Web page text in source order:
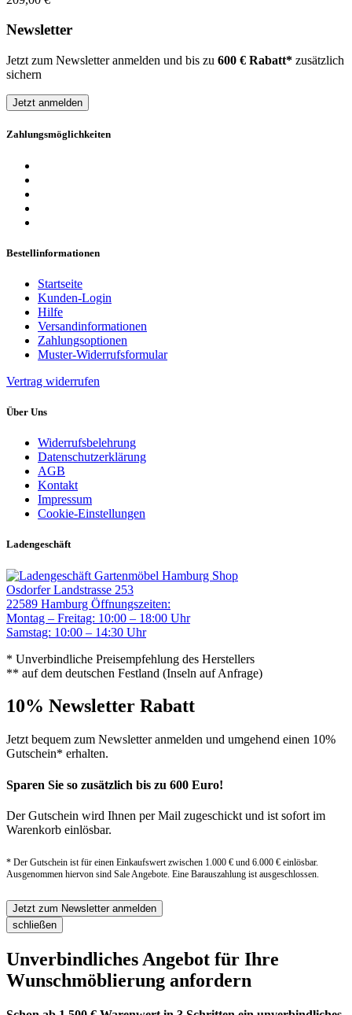
Newsletter
Jetzt zum Newsletter anmelden und bis zu 600 € Rabatt* zusätzlich
sichern
Jetzt anmelden
Zahlungsmöglichkeiten
Bestellinformationen
Startseite
Kunden-Login
Hilfe
Versandinformationen
Zahlungsoptionen
Muster-Widerrufsformular
Vertrag widerrufen
Über Uns
Widerrufsbelehrung
Datenschutzerklärung
AGB
Kontakt
Impressum
Cookie-Einstellungen
Ladengeschäft
Gartenmöbel Hamburg Shop
Osdorfer Landstrasse 253
22589 Hamburg Öffnungszeiten:
Montag – Freitag: 10:00 – 18:00 Uhr
Samstag: 10:00 – 14:30 Uhr
* Unverbindliche Preisempfehlung des Herstellers
** auf dem deutschen Festland (Inseln auf Anfrage)
10% Newsletter Rabatt
Jetzt bequem zum Newsletter anmelden und umgehend einen 10%
Gutschein* erhalten.
Sparen Sie so zusätzlich bis zu 600 Euro!
Der Gutschein wird Ihnen per Mail zugeschickt und ist sofort im
Warenkorb einlösbar.
* Der Gutschein ist für einen Einkaufswert zwischen 1.000 € und 6.000 € einlösbar.
Ausgenommen hiervon sind Sale Angebote. Eine Barauszahlung ist ausgeschlossen.
Jetzt zum Newsletter anmelden
schließen
Unverbindliches Angebot für Ihre
Wunschmöblierung anfordern